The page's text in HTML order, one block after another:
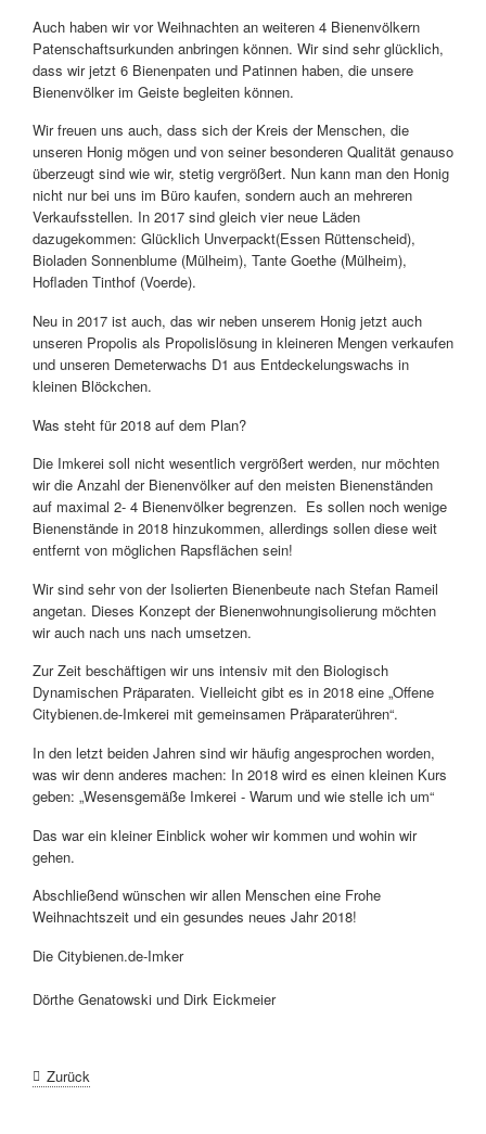
Auch haben wir vor Weihnachten an weiteren 4 Bienenvölkern
Patenschaftsurkunden anbringen können. Wir sind sehr glücklich,
dass wir jetzt 6 Bienenpaten und Patinnen haben, die unsere
Bienenvölker im Geiste begleiten können.
Wir freuen uns auch, dass sich der Kreis der Menschen, die
unseren Honig mögen und von seiner besonderen Qualität genauso
überzeugt sind wie wir, stetig vergrößert. Nun kann man den Honig
nicht nur bei uns im Büro kaufen, sondern auch an mehreren
Verkaufsstellen. In 2017 sind gleich vier neue Läden
dazugekommen: Glücklich Unverpackt(Essen Rüttenscheid),
Bioladen Sonnenblume (Mülheim), Tante Goethe (Mülheim),
Hofladen Tinthof (Voerde).
Neu in 2017 ist auch, das wir neben unserem Honig jetzt auch
unseren Propolis als Propolislösung in kleineren Mengen verkaufen
und unseren Demeterwachs D1 aus Entdeckelungswachs in
kleinen Blöckchen.
Was steht für 2018 auf dem Plan?
Die Imkerei soll nicht wesentlich vergrößert werden, nur möchten
wir die Anzahl der Bienenvölker auf den meisten Bienenständen
auf maximal 2- 4 Bienenvölker begrenzen. Es sollen noch wenige
Bienenstände in 2018 hinzukommen, allerdings sollen diese weit
entfernt von möglichen Rapsflächen sein!
Wir sind sehr von der Isolierten Bienenbeute nach Stefan Rameil
angetan. Dieses Konzept der Bienenwohnungisolierung möchten
wir auch nach uns nach umsetzen.
Zur Zeit beschäftigen wir uns intensiv mit den Biologisch
Dynamischen Präparaten. Vielleicht gibt es in 2018 eine „Offene
Citybienen.de-Imkerei mit gemeinsamen Präparaterühren“.
In den letzt beiden Jahren sind wir häufig angesprochen worden,
was wir denn anderes machen: In 2018 wird es einen kleinen Kurs
geben: „Wesensgemäße Imkerei - Warum und wie stelle ich um“
Das war ein kleiner Einblick woher wir kommen und wohin wir
gehen.
Abschließend wünschen wir allen Menschen eine Frohe
Weihnachtszeit und ein gesundes neues Jahr 2018!
Die Citybienen.de-Imker
Dörthe Genatowski und Dirk Eickmeier
Zurück